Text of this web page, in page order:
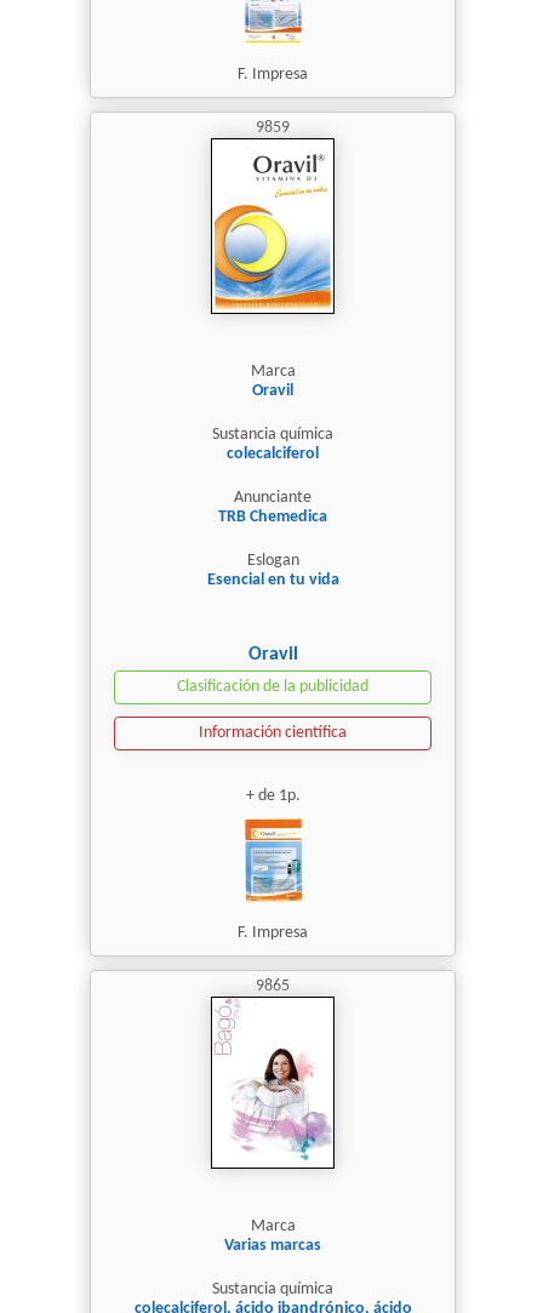
F. Impresa
9859
Marca
Oravil
Sustancia química
colecalciferol
Anunciante
TRB Chemedica
Eslogan
Esencial en tu vida
Oravil
Clasificación de la publicidad
Información científica
+ de 1p.
F. Impresa
9865
Marca
Varias marcas
Sustancia química
colecalciferol, ácido ibandrónico, ácido